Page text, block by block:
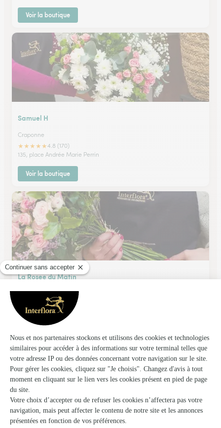
Voir la boutique
Samuel H
Craponne
★★★★★4.8 (170)
135, place Andrée Marie Perrin
Voir la boutique
La Rosee du Matin
Saint Symphorien Sur Coise
★4.7 (25)
74, place du Marché